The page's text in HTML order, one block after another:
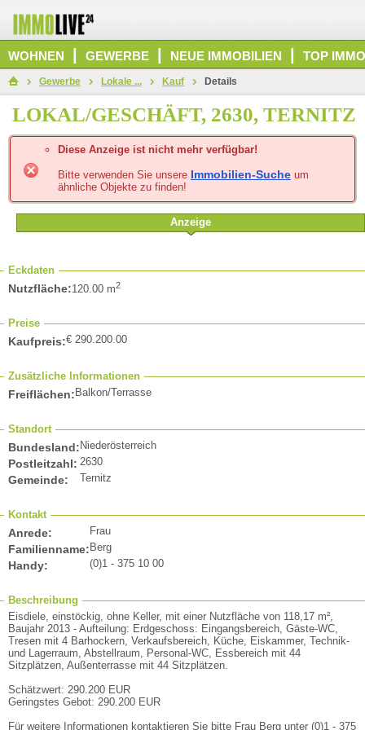
WOHNEN GEWERBE NEUE IMMOBILIEN TOP
Gewerbe Lokale ... Kauf Details
LOKAL/GESCHÄFT, 2630, TERNITZ
Diese Anzeige ist nicht mehr verfügbar!
Bitte verwenden Sie unsere Immobilien-Suche um
ähnliche Objekte zu finden!
Anzeige
Eckdaten
Nutzfläche:120.00 m2
Preise
Kaufpreis:€ 290.200.00
Zusätzliche Informationen
Freiflächen: Balkon/Terrasse
Standort
Bundesland: Niederösterreich
Postleitzahl: 2630
Gemeinde: Ternitz
Kontakt
Anrede: Frau
Familienname: Berg
Handy: (0)1 - 375 10 00
Beschreibung
Eisdiele, einstöckig, ohne Keller, mit einer Nutzfläche von 118,17 m²,
Baujahr 2013 - Aufteilung: Erdgeschoss: Eingangsbereich, Gäste-WC,
Tresen mit 4 Barhockern, Verkaufsbereich, Küche, Eiskammer, Technik-
und Lagerraum, Abstellraum, Personal-WC, Essbereich mit 44
Sitzplätzen, Außenterrasse mit 44 Sitzplätzen.
Schätzwert: 290.200 EUR
Geringstes Gebot: 290.200 EUR
Für weitere Informationen kontaktieren Sie bitte Frau Berg unter (0)1 - 375